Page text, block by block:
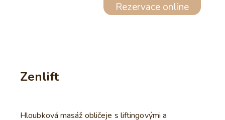
Rezervace online
Zenlift
Hloubková masáž obličeje s liftingovými a